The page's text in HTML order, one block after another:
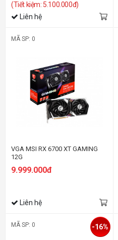
(Tiết kiệm: 5.100.000đ)
Liên hệ
MÃ SP: 0
VGA MSI RX 6700 XT GAMING
12G
9.999.000đ
Liên hệ
MÃ SP: 0 -16%